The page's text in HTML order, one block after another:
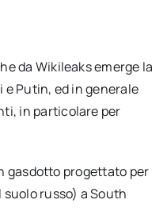
da Wikileaks emerge la
Putin, ed in generale
in particolare per
gasdotto progettato per
russo) a South